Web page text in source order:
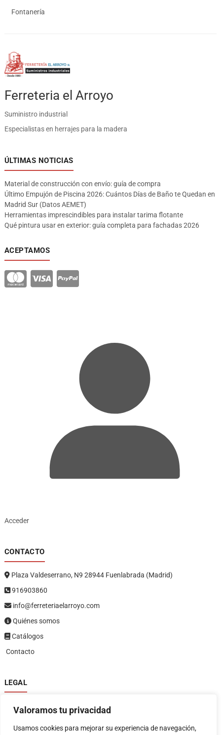
Valoramos tu privacidad
Usamos cookies para mejorar su experiencia de navegación,
Fontanería
Ferreteria el Arroyo
Suministro industrial
Especialistas en herrajes para la madera
ÚLTIMAS NOTICIAS
Material de construcción con envío: guía de compra
Último Empujón de Piscina 2026: Cuántos Días de Baño te Quedan en
Madrid Sur (Datos AEMET)
Herramientas imprescindibles para instalar tarima flotante
Qué pintura usar en exterior: guía completa para fachadas 2026
ACEPTAMOS
Acceder
CONTACTO
Plaza Valdeserrano, N9 28944 Fuenlabrada (Madrid)
916903860
info@ferreteriaelarroyo.com
Quiénes somos
Catálogos
Contacto
LEGAL
Política de privacidad
Política de devoluciones y reembolsos
Términos y condiciones